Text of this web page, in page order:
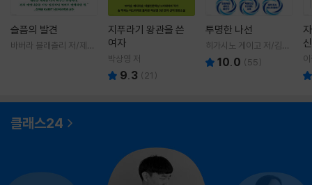
슬픔의 발견
바버라 블래츨리 저/제효
지푸라기 왕관을 쓴
여자
박상영 저
9.3 ( 21 )
투명한 나선
히가시노 게이고 저/김선
영 역10.0 (55)
클래스24